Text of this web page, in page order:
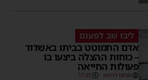
ליבו שב לפעום
אדם התמוטט בביתו באשדוד
– כוחות ההצלה ביצעו בו
פעולות החייאה
מנחם דויטש 17:35